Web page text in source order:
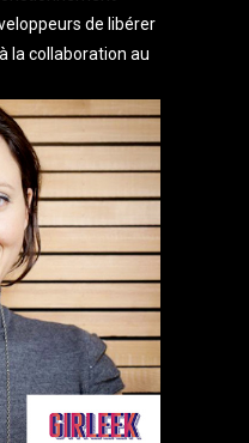
de libérer
la collaboration au